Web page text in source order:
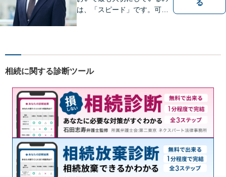
は、「スピード」です。可能
で、少しでもご依頼者様の安
おります。
る
相続に関する診断ツール